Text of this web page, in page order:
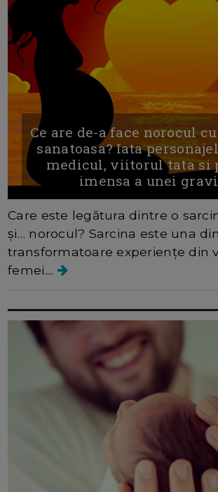
Ce are de-a face norocul
sanatoasa? Iata
medicul, viitorul tata si
imensa a unei
Care este legătura dintre o
și… norocul? Sarcina este una
transformatoare experiențe din
femei....